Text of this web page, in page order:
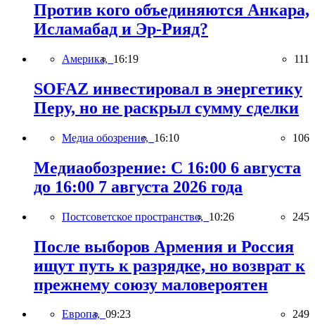
Против кого объединяются Анкара,
Исламабад и Эр-Рияд?
Америка, 16:19 111
SOFAZ инвестировал в энергетику
Перу, но не раскрыл сумму сделки
Медиа обозрение, 16:10 106
Медиаобозрение: С 16:00 6 августа
до 16:00 7 августа 2026 года
Постсоветское пространство, 10:26 245
После выборов Армения и Россия
ищут путь к разрядке, но возврат к
прежнему союзу маловероятен
Европа, 09:23 249